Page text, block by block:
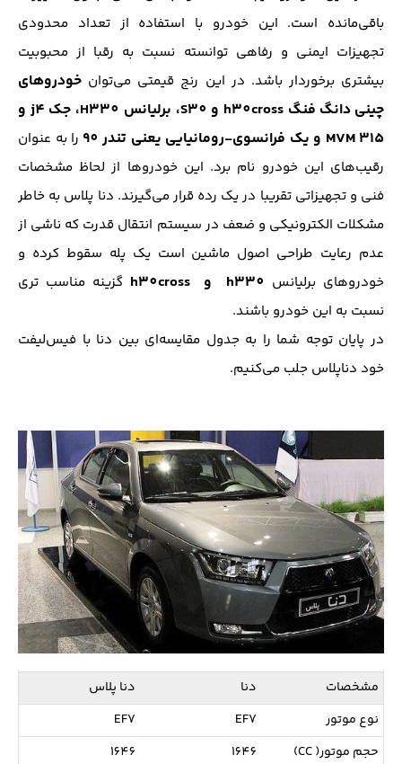
باقی‌مانده است. این خودرو با استفاده از تعداد محدودی
تجهیزات ایمنی و رفاهی توانسته نسبت به رقبا از محبوبیت
بیشتری برخوردار باشد. در این رنج قیمتی می‌توان خودروهای
چینی
دانگ فنگ h30cross و S30، برلیانس H330، جک j4 و
MVM 315 و یک فرانسوی-رومانیایی یعنی تندر 90
را به عنوان
رقیب‌های این خودرو نام برد. این خودروها از لحاظ مشخصات
فنی و تجهیزاتی تقریبا در یک رده قرار می‌گیرند. دنا پلاس به خاطر
مشکلات الکترونیکی و ضعف در سیستم انتقال قدرت که ناشی از
عدم رعایت طراحی اصول ماشین است یک پله سقوط کرده و
خودروهای برلیانس h330 و h30cross گزینه مناسب تری
نسبت به این خودرو باشند.
در پایان توجه شما را به جدول مقایسه‌ای بین دنا با فیس‌لیفت
خود دناپلاس جلب می‌کنیم.
مشخصات دنا
دنا پلاس
نوع موتور
EF7
EF7
حجم موتور( CC)
1646
1646